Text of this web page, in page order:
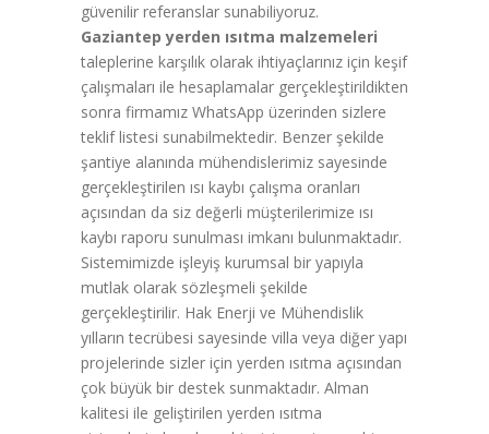
güvenilir referanslar sunabiliyoruz.
Gaziantep yerden ısıtma malzemeleri
taleplerine karşılık olarak ihtiyaçlarınız için keşif
çalışmaları ile hesaplamalar gerçekleştirildikten
sonra firmamız WhatsApp üzerinden sizlere
teklif listesi sunabilmektedir. Benzer şekilde
şantiye alanında mühendislerimiz sayesinde
gerçekleştirilen ısı kaybı çalışma oranları
açısından da siz değerli müşterilerimize ısı
kaybı raporu sunulması imkanı bulunmaktadır.
Sistemimizde işleyiş kurumsal bir yapıyla
mutlak olarak sözleşmeli şekilde
gerçekleştirilir. Hak Enerji ve Mühendislik
yılların tecrübesi sayesinde villa veya diğer yapı
projelerinde sizler için yerden ısıtma açısından
çok büyük bir destek sunmaktadır. Alman
kalitesi ile geliştirilen yerden ısıtma